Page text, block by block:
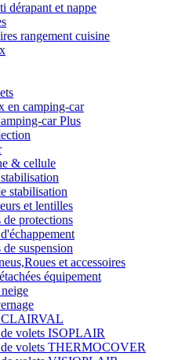
dérapant et nappe
rangement cuisine
en camping-car
car Plus
& cellule
stabilisation
et lentilles
de protections
suspension
et accessoires
équipement
CLAIRVAL
volets ISOPLAIR
volets THERMOCOVER